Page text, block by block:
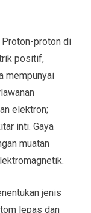
Proton-proton di
positif,
mempunyai
elektron;
inti. Gaya
muatan
jenis
lepas dan